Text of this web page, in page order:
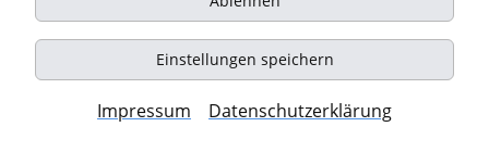
Einstellungen speichern
Impressum Datenschutzerklärung
Datenschutz
Kontakt